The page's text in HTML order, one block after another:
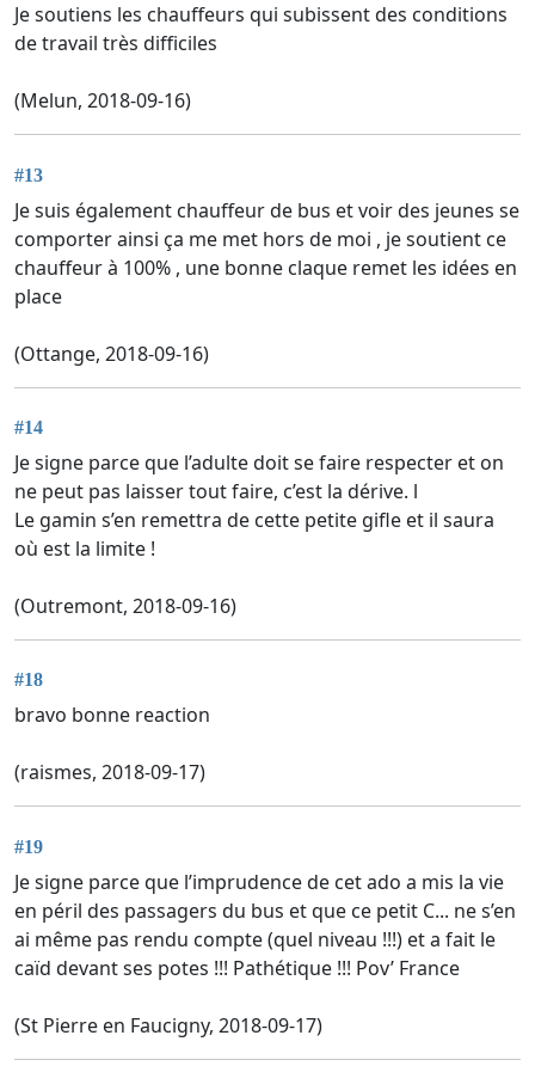
Je soutiens les chauffeurs qui subissent des conditions
de travail très difficiles
(Melun, 2018-09-16)
#13
Je suis également chauffeur de bus et voir des jeunes se
comporter ainsi ça me met hors de moi , je soutient ce
chauffeur à 100% , une bonne claque remet les idées en
place
(Ottange, 2018-09-16)
#14
Je signe parce que l’adulte doit se faire respecter et on
ne peut pas laisser tout faire, c’est la dérive. l
Le gamin s’en remettra de cette petite gifle et il saura
où est la limite !
(Outremont, 2018-09-16)
#18
bravo bonne reaction
(raismes, 2018-09-17)
#19
Je signe parce que l’imprudence de cet ado a mis la vie
en péril des passagers du bus et que ce petit C... ne s’en
ai même pas rendu compte (quel niveau !!!) et a fait le
caïd devant ses potes !!! Pathétique !!! Pov’ France
(St Pierre en Faucigny, 2018-09-17)